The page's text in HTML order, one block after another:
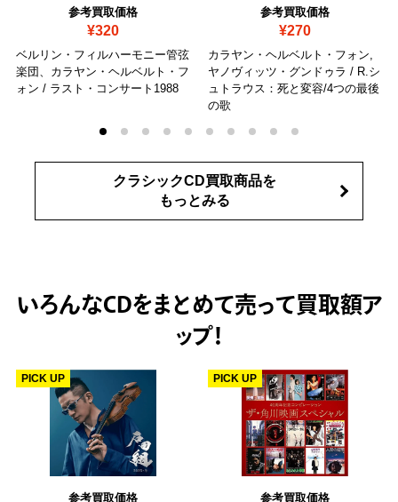
参考買取価格
¥320
ベルリン・フィルハーモニー管弦
楽団、カラヤン・ヘルベルト・フ
ォン / ラスト・コンサート1988
参考買取価格
¥270
カラヤン・ヘルベルト・フォン,
ヤノヴィッツ・グンドゥラ / R.シ
ュトラウス：死と変容/4つの最後
の歌
クラシックCD買取商品を
もっとみる
いろんなCDをまとめて売って買取額ア
ップ！
参考買取価格
PICK UP
参考買取価格
PICK UP